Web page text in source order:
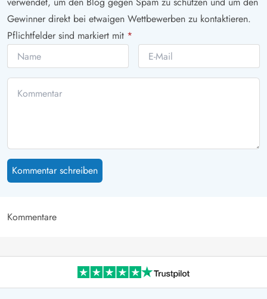
Gewinner direkt bei etwaigen Wettbewerben zu kontaktieren.
Pflichtfelder sind markiert mit *
Kommentar schreiben
Kommentare